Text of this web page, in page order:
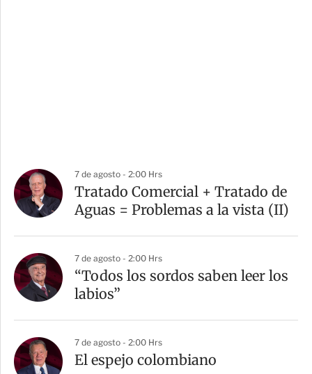
7 de agosto - 2:00 Hrs
Tratado Comercial + Tratado de
Aguas = Problemas a la vista (II)
7 de agosto - 2:00 Hrs
“Todos los sordos saben leer los
labios”
7 de agosto - 2:00 Hrs
El espejo colombiano